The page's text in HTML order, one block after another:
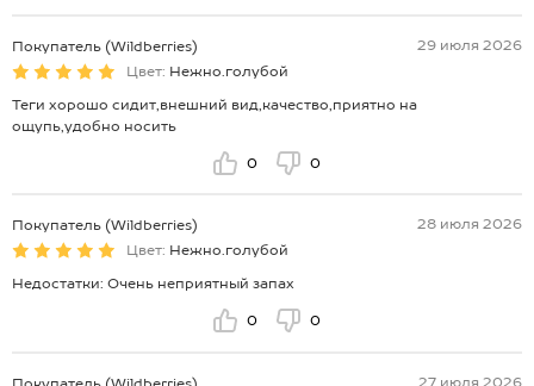
Покупатель (Wildberries)
29 июля 2026
Цвет: Нежно.голубой
Теги хорошо сидит,внешний вид,качество,приятно на
ощупь,удобно носить
0 0
Покупатель (Wildberries)
28 июля 2026
Цвет: Нежно.голубой
Недостатки: Очень неприятный запах
0 0
27 июля 2026